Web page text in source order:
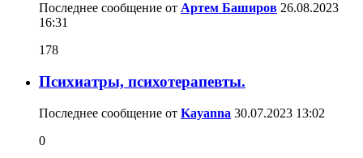
Последнее сообщение от Артем Баширов 26.08.2023
16:31
178
Психиатры, психотерапевты.
Последнее сообщение от Kayanna 30.07.2023 13:02
0